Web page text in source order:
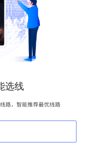
选线
路，智能推荐最优线路